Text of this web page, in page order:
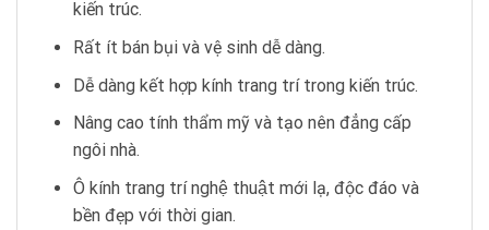
kiến trúc.
Rất ít bán bụi và vệ sinh dễ dàng.
Dễ dàng kết hợp kính trang trí trong kiến trúc.
Nâng cao tính thẩm mỹ và tạo nên đẳng cấp
ngôi nhà.
Ô kính trang trí nghệ thuật mới lạ, độc đáo và
bền đẹp với thời gian.